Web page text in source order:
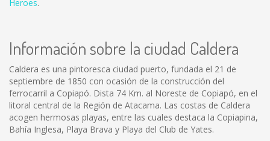
Heroes.
Información sobre la ciudad Caldera
Caldera es una pintoresca ciudad puerto, fundada el 21 de
septiembre de 1850 con ocasión de la construcción del
ferrocarril a Copiapó. Dista 74 Km. al Noreste de Copiapó, en el
litoral central de la Región de Atacama. Las costas de Caldera
acogen hermosas playas, entre las cuales destaca la Copiapina,
Bahía Inglesa, Playa Brava y Playa del Club de Yates.